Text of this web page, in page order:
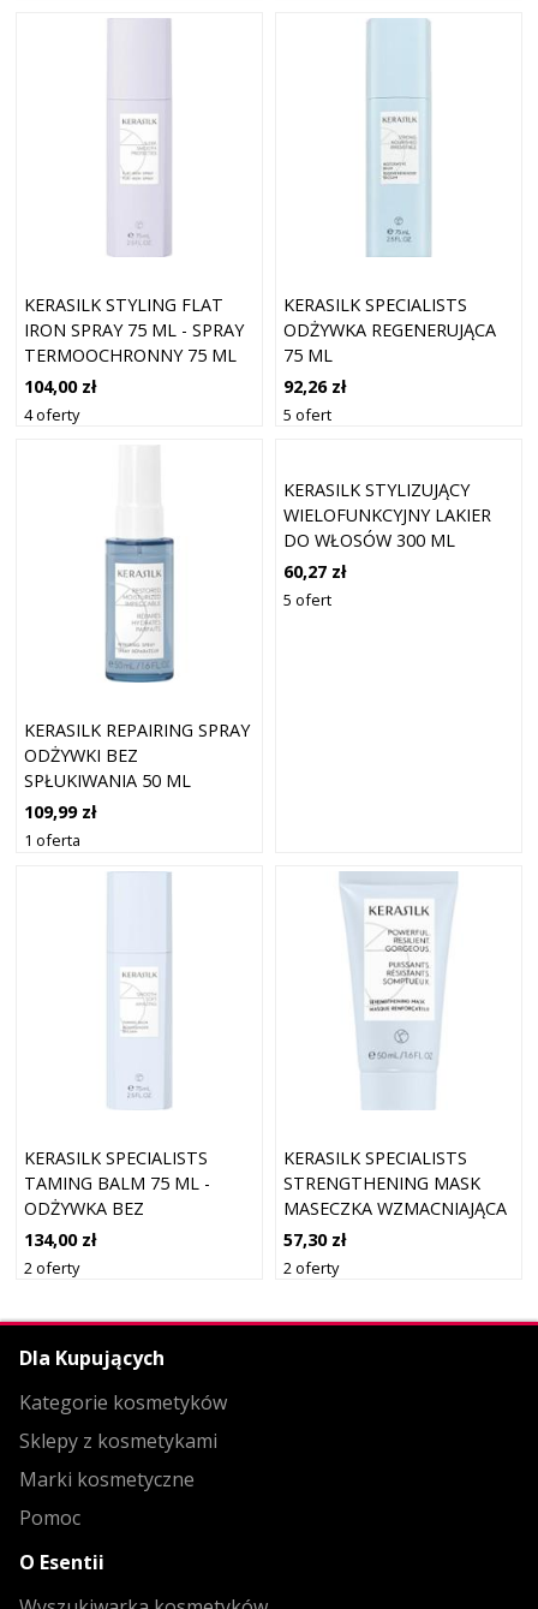
KERASILK STYLING FLAT
IRON SPRAY 75 ML - SPRAY
TERMOOCHRONNY 75 ML
104,00 zł
4 oferty
KERASILK SPECIALISTS
ODŻYWKA REGENERUJĄCA
75 ML
92,26 zł
5 ofert
KERASILK REPAIRING SPRAY
ODŻYWKI BEZ
SPŁUKIWANIA 50 ML
DAMSKI
109,99 zł
1 oferta
KERASILK STYLIZUJĄCY
WIELOFUNKCYJNY LAKIER
DO WŁOSÓW 300 ML
60,27 zł
5 ofert
KERASILK SPECIALISTS
TAMING BALM 75 ML -
ODŻYWKA BEZ
SPŁUKIWANIA 75 ML
134,00 zł
2 oferty
KERASILK SPECIALISTS
STRENGTHENING MASK
MASECZKA WZMACNIAJĄCA
O DZIAŁANIU
NAWILŻAJĄCYM 50 ML
57,30 zł
2 oferty
Dla Kupujących
Kategorie kosmetyków
Sklepy z kosmetykami
Marki kosmetyczne
Pomoc
O Esentii